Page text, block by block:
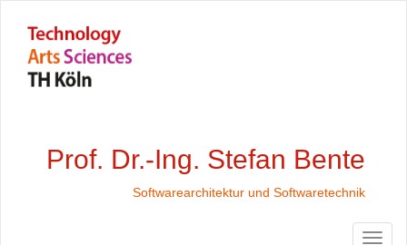
Prof. Dr.-Ing. Stefan Bente
Softwarearchitektur und Softwaretechnik